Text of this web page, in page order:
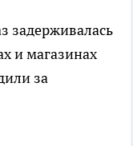
задерживалась
и магазинах
за